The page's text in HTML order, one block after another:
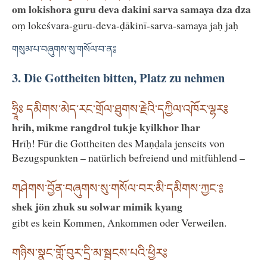
om lokishora guru deva dakini sarva samaya dza dza
oṃ lokeśvara-guru-deva-ḍākinī-sarva-samaya jaḥ jaḥ
གསུམ་པ་བཞུགས་སུ་གསོལ་བ་ན༔
3. Die Gottheiten bitten, Platz zu nehmen
ཧྲཱིཿ དམིགས་མེད་རང་གྲོལ་ཐུགས་རྗེའི་དཀྱིལ་འཁོར་ལྷར༔
hrih, mikme rangdrol tukje kyilkhor lhar
Hrīḥ! Für die Gottheiten des Maṇḍala jenseits von
Bezugspunkten – natürlich befreiend und mitfühlend –
གཤེགས་བྱོན་བཞུགས་སུ་གསོལ་བར་མི་དམིགས་ཀྱང་༔
shek jön zhuk su solwar mimik kyang
gibt es kein Kommen, Ankommen oder Verweilen.
གཉིས་སྣང་གློ་བུར་དྲི་མ་སྦྱངས་པའི་ཕྱིར༔